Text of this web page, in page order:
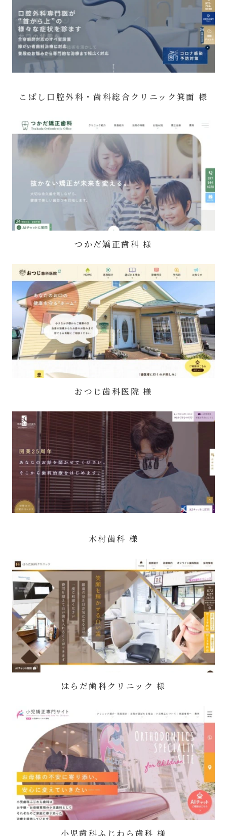
こばし口腔外科・歯科総合クリニック箕面 様
つかだ矯正歯科 様
おつじ歯科医院 様
木村歯科 様
はらだ歯科クリニック 様
小児歯科ふじわら歯科 様